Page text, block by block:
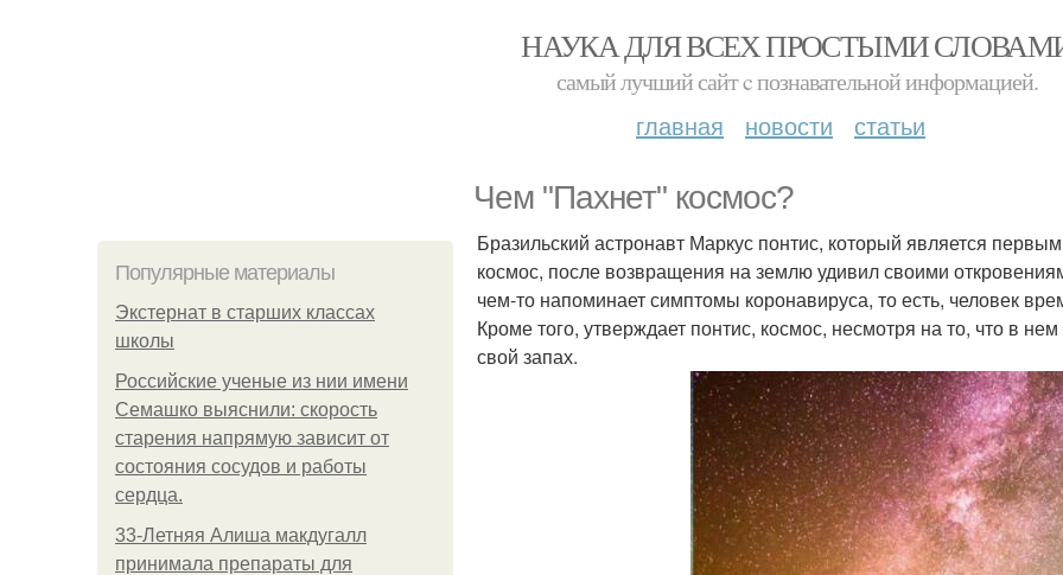
НАУКА ДЛЯ ВСЕХ ПРОСТЫМИ
самый лучший сайт c познавательной информацией.
главная новости статьи
Чeм "Пaxнет" космос?
Популярные материалы
Экстернат в старших классах
школы
Российские ученые из нии имени
Семашко выяснили: скорость
старения напрямую зависит от
состояния сосудов и работы
сердца.
33-Летняя Алиша макдугалл
принимала препараты для
Бразильский астронавт Маркус понтис, который является
космос, после возвращения на землю удивил своими
чем-то напоминает симптомы коронавируса, то есть, человек
Кроме того, утверждает понтис, космос, несмотря на то, что в
свой запах.